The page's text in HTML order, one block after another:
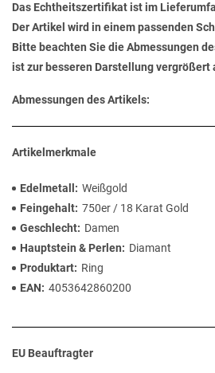
Das Echtheitszertifikat ist im
Der Artikel wird in einem passenden
Bitte beachten Sie die Abmessungen
ist zur besseren Darstellung vergrößert
Abmessungen des Artikels:
Artikelmerkmale
Edelmetall
Weißgold
Feingehalt 750er / 18 Karat Gold
Geschlecht
Damen
Hauptstein & Perlen
Diamant
Produktart
Ring
EAN
4053642860200
EU Beauftragter